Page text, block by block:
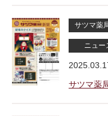
サツマ薬
ニュー
サツマ薬